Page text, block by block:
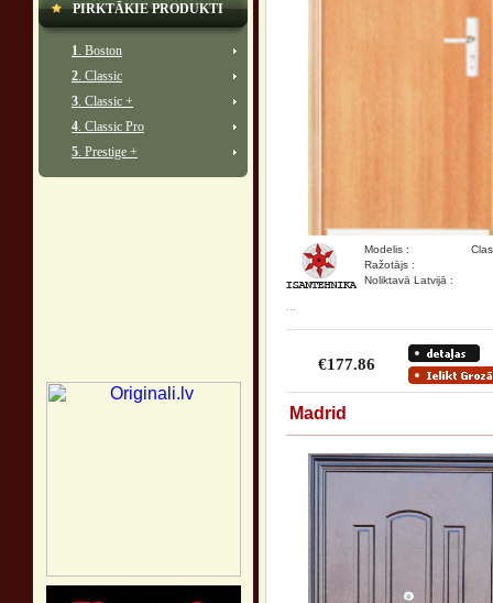
PIRKTĀKIE PRODUKTI
1. Boston
2. Classic
3. Classic +
4. Classic Pro
5. Prestige +
Modelis :
Ražotājs :
Noliktavā Latvijā :
€177.86
Madrid